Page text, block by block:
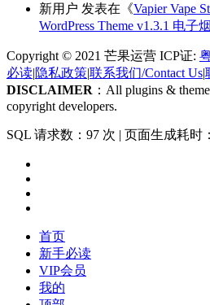
新用户 发表在《Vapier Vape
WordPress Theme v1.3.1 电子
Copyright © 2021 芒果运营 ICP证:
必读|隐私政策|联系我们/Contact Us|
DISCLAIMER ：All plugins &
copyright developers.
SQL 请求数：97 次 | 页面生成耗时
首页
新手必读
VIP会员
我的